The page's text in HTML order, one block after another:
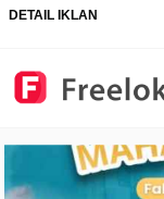
DETAIL IKLAN